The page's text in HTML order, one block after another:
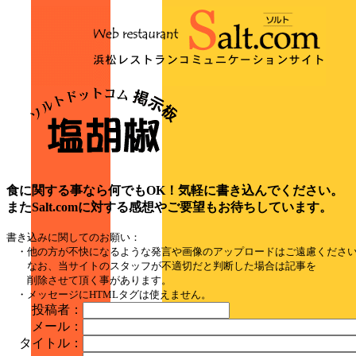
食に関する事なら何でもOK！気軽に書き込んでください。
またSalt.comに対する感想やご要望もお待ちしています。
書き込みに関してのお願い：
・他の方が不快になるような発言や画像のアップロードはご遠慮くださ
なお、当サイトのスタッフが不適切だと判断した場合は記事を
削除させて頂く事があります。
・メッセージにHTMLタグは使えません。
投稿者：
メール：
タイトル：